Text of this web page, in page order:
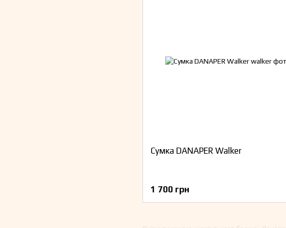
Сумка DANAPER Walker
1 700 грн